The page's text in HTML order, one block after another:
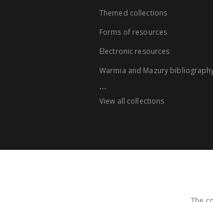
Themed collections
Forms of resources
Electronic resources
Warmia and Mazury
...
View all collections